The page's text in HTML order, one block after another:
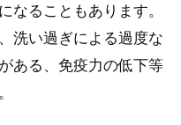
なることもあります。
洗い過ぎによる過度な
ある、免疫力の低下等